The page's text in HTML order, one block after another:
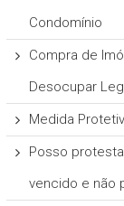
Condomínio
Compra de
Desocupar
Medida
Posso
vencido e não